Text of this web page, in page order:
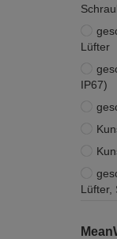
Lüfter
IP67)
Lüfter,